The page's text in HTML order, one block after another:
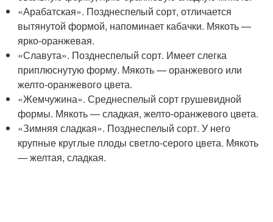
«Арабатская». Позднеспелый сорт, отличается
вытянутой формой, напоминает кабачки. Мякоть —
ярко-оранжевая.
«Славута». Позднеспелый сорт. Имеет слегка
приплюснутую форму. Мякоть — оранжевого или
желто-оранжевого цвета.
«Жемчужина». Среднеспелый сорт грушевидной
формы. Мякоть — сладкая, желто-оранжевого цвета.
«Зимняя сладкая». Позднеспелый сорт. У него
крупные круглые плоды светло-серого цвета. Мякоть
— желтая, сладкая.